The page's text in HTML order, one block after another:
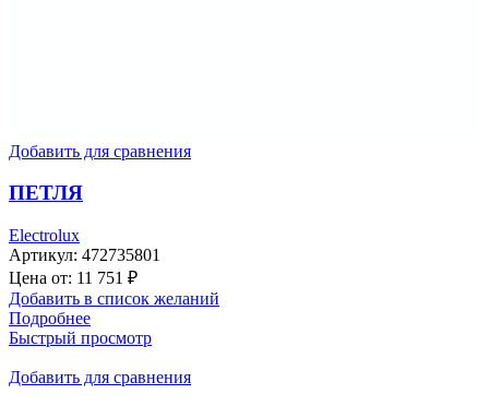
Добавить для сравнения
ПЕТЛЯ
Electrolux
Артикул: 472735801
Цена от: 11 751 ₽
Добавить в список желаний
Подробнее
Быстрый просмотр
Добавить для сравнения